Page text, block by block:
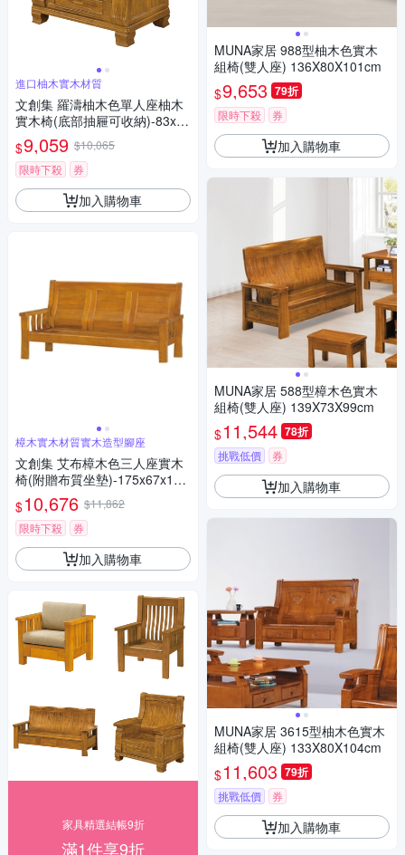
進口柚木實木材質
文創集 羅濤柚木色單人座柚木
實木椅(底部抽屜可收納)-83x75
x102cm免組
$9,059 $10,065
限時下殺
券
加入購物車
樟木實木材質實木造型腳座
文創集 艾布樟木色三人座實木
椅(附贈布質坐墊)-175x67x100
cm免組
$10,676 $11,862
限時下殺
券
加入購物車
家具精選結帳9折
滿1件享9折
MUNA家居 988型柚木色實木
組椅(雙人座) 136X80X101cm
$9,653 79折
限時下殺 券
加入購物車
MUNA家居 588型樟木色實木
組椅(雙人座) 139X73X99cm
$11,544 78折
挑戰低價 券
加入購物車
MUNA家居 3615型柚木色實木
組椅(雙人座) 133X80X104cm
$11,603 79折
挑戰低價 券
加入購物車